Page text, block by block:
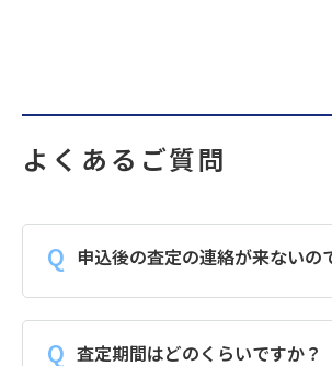
よくあるご質問
申込後の査定の連絡が来ないの
査定期間はどのくらいですか？